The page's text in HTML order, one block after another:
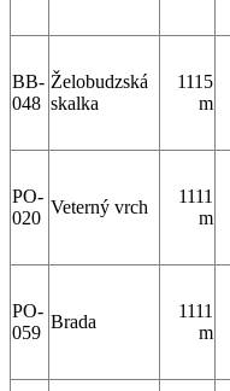
BB-
048
Želobudzská
skalka
1115
m
PO-
020
Veterný vrch
1111
m
PO-
059
Brada
1111
m